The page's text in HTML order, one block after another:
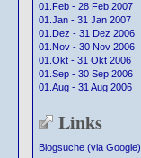
01.Feb - 28 Feb 2007
01.Jan - 31 Jan 2007
01.Dez - 31 Dez 2006
01.Nov - 30 Nov 2006
01.Okt - 31 Okt 2006
01.Sep - 30 Sep 2006
01.Aug - 31 Aug 2006
Links
Blogsuche (via Google)